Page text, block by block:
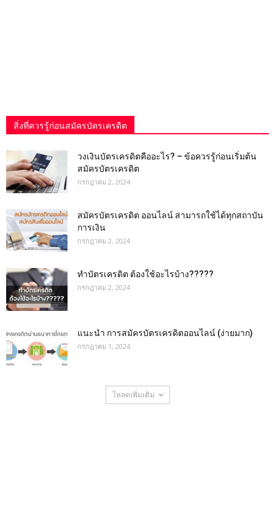
สิ่งที่ควรรู้ก่อนสมัครบัตรเครดิต
วงเงินบัตรเครดิตคืออะไร? – ข้อควรรู้ก่อนเริ่มต้น
สมัครบัตรเครดิต
กรกฎาคม 2, 2024
สมัครบัตรเครดิต ออนไลน์ สามารถใช้ได้ทุกสถาบัน
การเงิน
กรกฎาคม 2, 2024
ทำบัตรเครดิต ต้องใช้อะไรบ้าง?????
กรกฎาคม 2, 2024
แนะนำ การสมัครบัตรเครดิตออนไลน์ (ง่ายมาก)
กรกฎาคม 1, 2024
โหลดเพิ่มเติม